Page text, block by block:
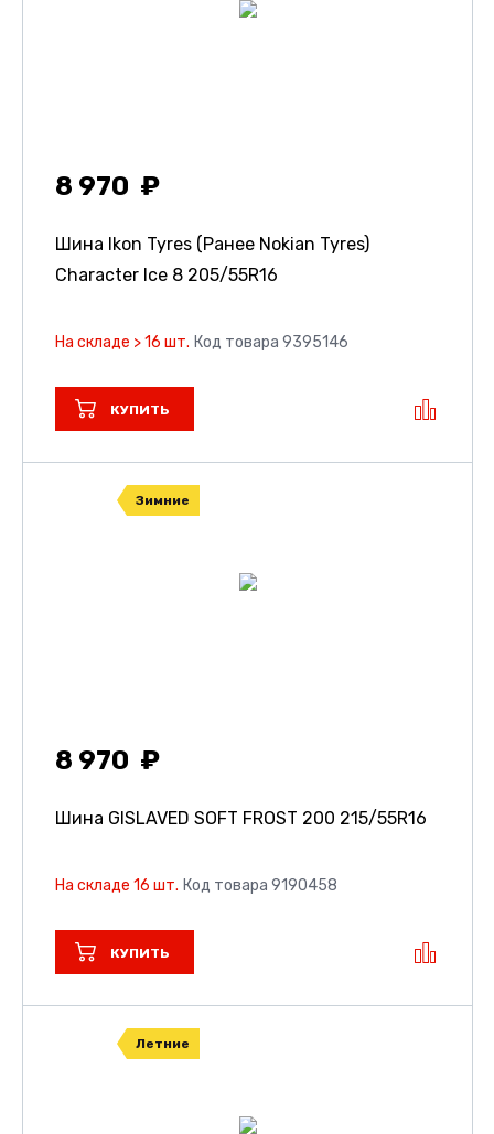
8 970
Шина Ikon Tyres (Ранее Nokian Tyres)
Character Ice 8 205/55R16
На складе > 16 шт. Код товара 9395146
КУПИТЬ
Зимние
8 970
Шина GISLAVED SOFT FROST 200 215/55R16
На складе 16 шт. Код товара 9190458
КУПИТЬ
Летние